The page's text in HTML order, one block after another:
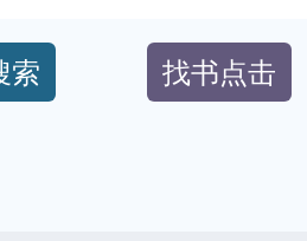
索 找书点击